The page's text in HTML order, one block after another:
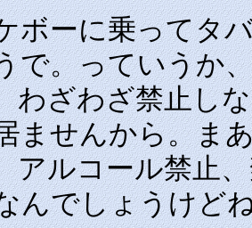
ボーに乗ってタ
で。っていうか
わざわざ禁止し
ませんから。ま
アルコール禁止
んでしょうけど